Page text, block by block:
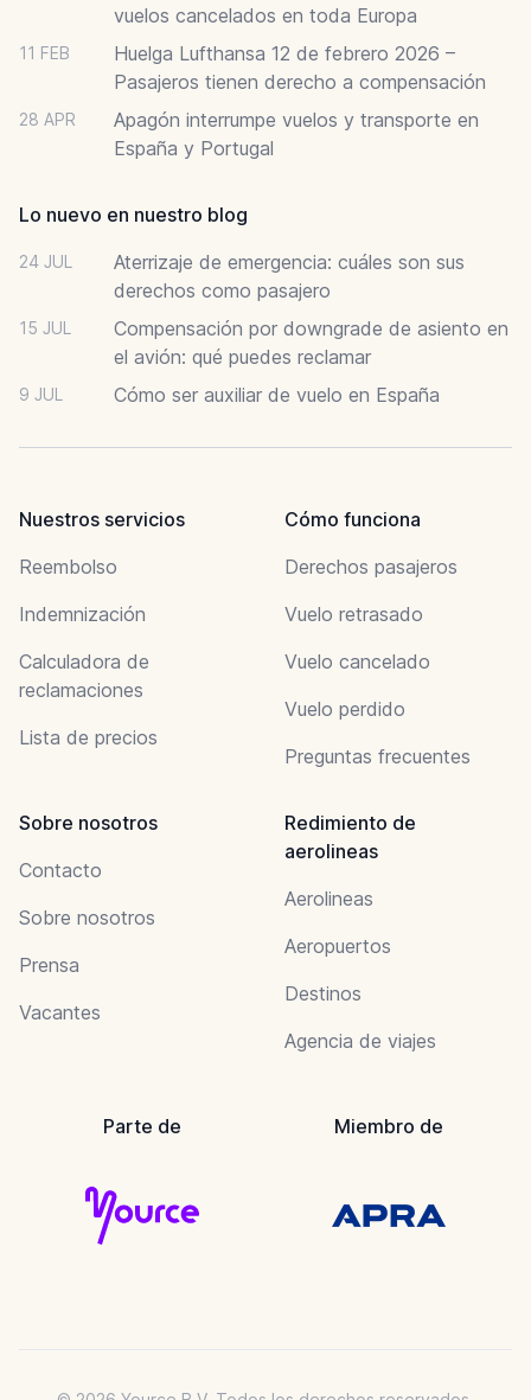
vuelos cancelados en toda Europa
11 FEB
Huelga Lufthansa 12 de febrero 2026 –
Pasajeros tienen derecho a compensación
28 APR
Apagón interrumpe vuelos y transporte en
España y Portugal
Lo nuevo en nuestro blog
24 JUL
Aterrizaje de emergencia: cuáles son sus
derechos como pasajero
15 JUL
Compensación por downgrade de asiento en
el avión: qué puedes reclamar
9 JUL Cómo ser auxiliar de vuelo en España
Nuestros servicios
Reembolso
Indemnización
Calculadora de
reclamaciones
Lista de precios
Cómo funciona
Derechos pasajeros
Vuelo retrasado
Vuelo cancelado
Vuelo perdido
Preguntas frecuentes
Sobre nosotros
Contacto
Sobre nosotros
Prensa
Vacantes
Redimiento de
aerolineas
Aerolineas
Aeropuertos
Destinos
Agencia de viajes
Parte de Miembro de